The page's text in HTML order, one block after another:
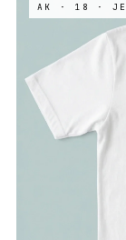
AK · 18 ·